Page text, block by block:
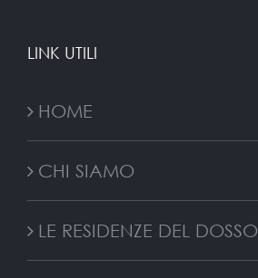
LINK UTILI
HOME
CHI SIAMO
LE RESIDENZE DEL DOSSO